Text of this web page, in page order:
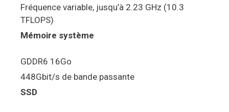
Fréquence variable, jusqu’à 2.23 GHz (10.3
TFLOPS)
Mémoire système
GDDR6 16Go
448Gbit/s de bande passante
SSD